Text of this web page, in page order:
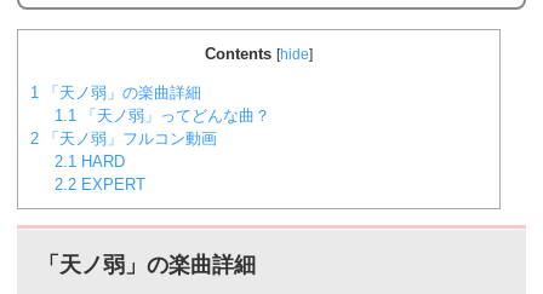
ガルパに登場する楽曲の長い曲、短い曲のまとめや、イ
ベント周回におすすめの楽曲などをまとめました。楽曲
別スコア効率表(協力ライブ) ↓別タブで見る場合はこち
Contents [hide]
1 「天ノ弱」の楽曲詳細
1.1 「天ノ弱」ってどんな曲？
2 「天ノ弱」フルコン動画
2.1 HARD
2.2 EXPERT
「天ノ弱」の楽曲詳細